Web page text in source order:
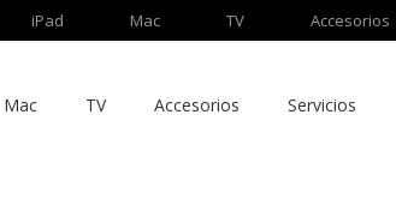
iPad Mac TV Accesorios
Mac TV Accesorios Servicios